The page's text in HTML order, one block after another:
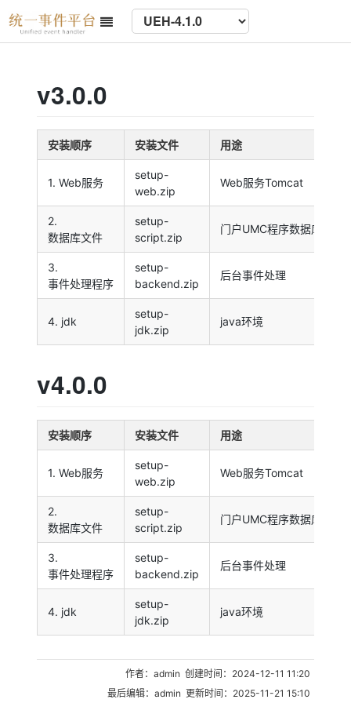
v3.0.0
安装顺序 安装文件 用途
1. Web服务
setup-
web.zip
Web服务Tomcat
2.
数据库文件
setup-
script.zip
门户UMC程序数据库文件
3.
事件处理程序
setup-
backend.zip
后台事件处理
4. jdk
setup-
jdk.zip
java环境
v4.0.0
安装顺序 安装文件 用途
1. Web服务
setup-
web.zip
Web服务Tomcat
2.
数据库文件
setup-
script.zip
门户UMC程序数据库文件
3.
事件处理程序
setup-
backend.zip
后台事件处理
4. jdk
setup-
jdk.zip
java环境
作者：admin 创建时间：2024-12-11 11:20
最后编辑：admin 更新时间：2025-11-21 15:10